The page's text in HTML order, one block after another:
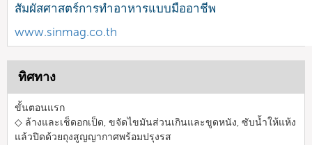
สัมผัสศาสตร์การทำอาหารแบบมืออาชีพ
www.sinmag.co.th
ทิศทาง
ขั้นตอนแรก
◇ ล้างและเช็ดอกเป็ด, ขจัดไขมันส่วนเกินและขูดหนัง, ซับน้ำให้แห้ง
แล้วปิดด้วยถุงสูญญากาศพร้อมปรุงรส